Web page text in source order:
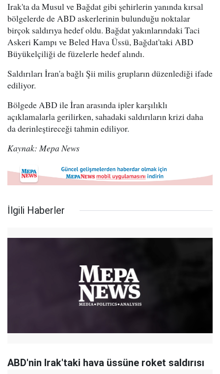
Irak'ta da Musul ve Bağdat gibi şehirlerin yanında kırsal
bölgelerde de ABD askerlerinin bulunduğu noktalar
birçok saldırıya hedef oldu. Bağdat yakınlarındaki Taci
Askeri Kampı ve Beled Hava Üssü, Bağdat'taki ABD
Büyükelçiliği de füzelerle hedef alındı.
Saldırıları İran'a bağlı Şii milis grupların düzenlediği ifade
ediliyor.
Bölgede ABD ile İran arasında ipler karşılıklı
açıklamalarla gerilirken, sahadaki saldırıların krizi daha
da derinleştireceği tahmin ediliyor.
Kaynak: Mepa News
İlgili Haberler
ABD'nin Irak'taki hava üssüne roket saldırısı